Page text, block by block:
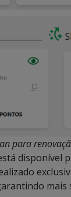
para
disponível